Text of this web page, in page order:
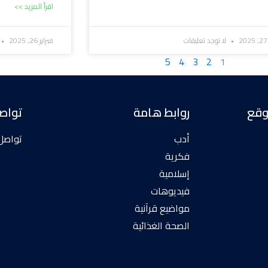
لا توجد تعليقات
اقرأ المزيد >>
فبراير 26, 2025
1
2
3
4
5
روابط هامة
أدب
فكرية
إسلامية
فيديوهات
مواضيع قرآنية
الصحة الغذائية